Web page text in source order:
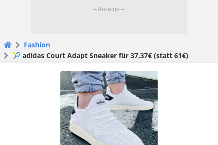
Fashion
🎾 adidas Court Adapt Sneaker für 37,37€ (statt 61€)